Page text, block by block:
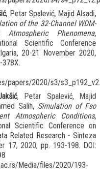
, Petar Spalević, Majid Alsadi,
of the 32-Channel WDM-
Phenomena,
Scientific Conference
20-21 November 2020,
378X.
papers/2020/s3/
, Petar Spalević, Majid
Salih, Simulation of Fso
Atmospheric Conditions,
Scientific Conference on
Related Research - Sinteza
17, 2020, pp. 193-198. DOI:
Media/files/2020/193-